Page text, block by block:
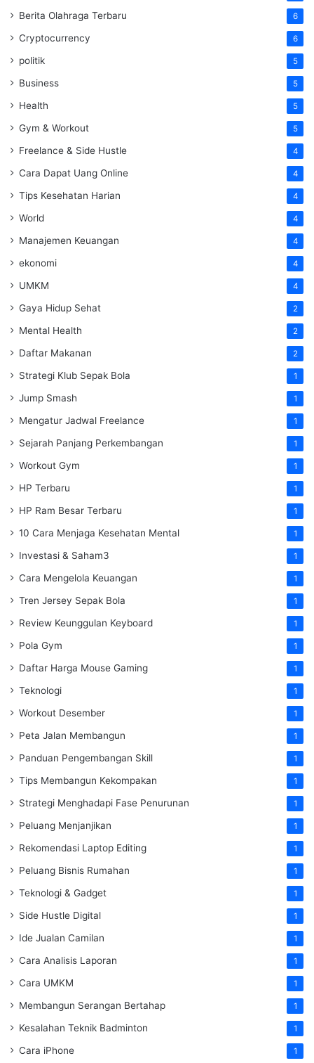
Berita Olahraga Terbaru 6
Cryptocurrency 6
politik 5
Business 5
Health 5
Gym & Workout 5
Freelance & Side Hustle 4
Cara Dapat Uang Online 4
Tips Kesehatan Harian 4
World 4
Manajemen Keuangan 4
ekonomi 4
UMKM 4
Gaya Hidup Sehat 2
Mental Health 2
Daftar Makanan 2
Strategi Klub Sepak Bola 1
Jump Smash 1
Mengatur Jadwal Freelance 1
Sejarah Panjang Perkembangan 1
Workout Gym 1
HP Terbaru 1
HP Ram Besar Terbaru 1
10 Cara Menjaga Kesehatan Mental 1
Investasi & Saham3 1
Cara Mengelola Keuangan 1
Tren Jersey Sepak Bola 1
Review Keunggulan Keyboard 1
Pola Gym 1
Daftar Harga Mouse Gaming 1
Teknologi 1
Workout Desember 1
Peta Jalan Membangun 1
Panduan Pengembangan Skill 1
Tips Membangun Kekompakan 1
Strategi Menghadapi Fase Penurunan 1
Peluang Menjanjikan 1
Rekomendasi Laptop Editing 1
Peluang Bisnis Rumahan 1
Teknologi & Gadget 1
Side Hustle Digital 1
Ide Jualan Camilan 1
Cara Analisis Laporan 1
Cara UMKM 1
Membangun Serangan Bertahap 1
Kesalahan Teknik Badminton 1
Cara iPhone 1